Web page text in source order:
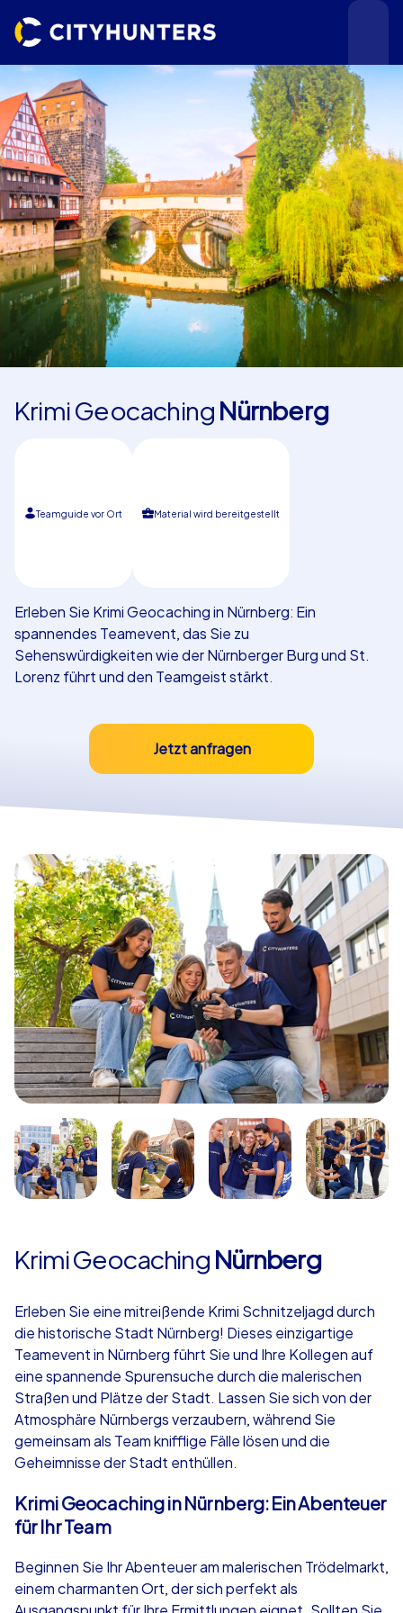
Teamevents
Städte
Anlässe
Krimi Geocaching Nürnberg
Teamguide vor Ort Material wird bereitgestellt
Erleben Sie Krimi Geocaching in Nürnberg: Ein
spannendes Teamevent, das Sie zu
Sehenswürdigkeiten wie der Nürnberger Burg und St.
Lorenz führt und den Teamgeist stärkt.
Jetzt anfragen
Krimi Geocaching Nürnberg
Erleben Sie eine mitreißende Krimi Schnitzeljagd durch
die historische Stadt Nürnberg! Dieses einzigartige
Teamevent in Nürnberg führt Sie und Ihre Kollegen auf
eine spannende Spurensuche durch die malerischen
Straßen und Plätze der Stadt. Lassen Sie sich von der
Atmosphäre Nürnbergs verzaubern, während Sie
gemeinsam als Team knifflige Fälle lösen und die
Geheimnisse der Stadt enthüllen.
Krimi Geocaching in Nürnberg: Ein Abenteuer
für Ihr Team
Beginnen Sie Ihr Abenteuer am malerischen Trödelmarkt,
einem charmanten Ort, der sich perfekt als